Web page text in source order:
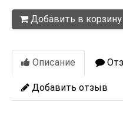
Добавить в корзину
Описание
Добавить отзыв